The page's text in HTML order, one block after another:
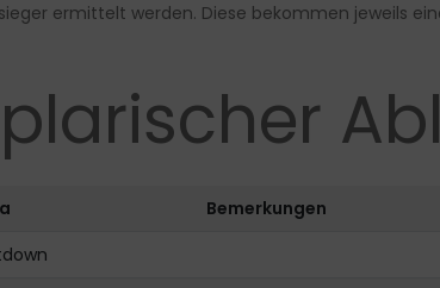
ermittelt werden. Diese bekommen jeweils
Bemerkungen